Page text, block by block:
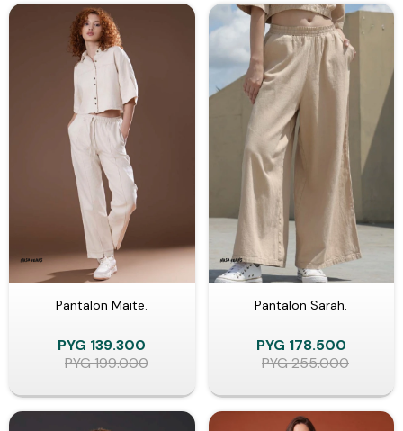
Pantalon Maite.
PYG 139.300
PYG199.000
Pantalon Sarah.
PYG 178.500
PYG255.000